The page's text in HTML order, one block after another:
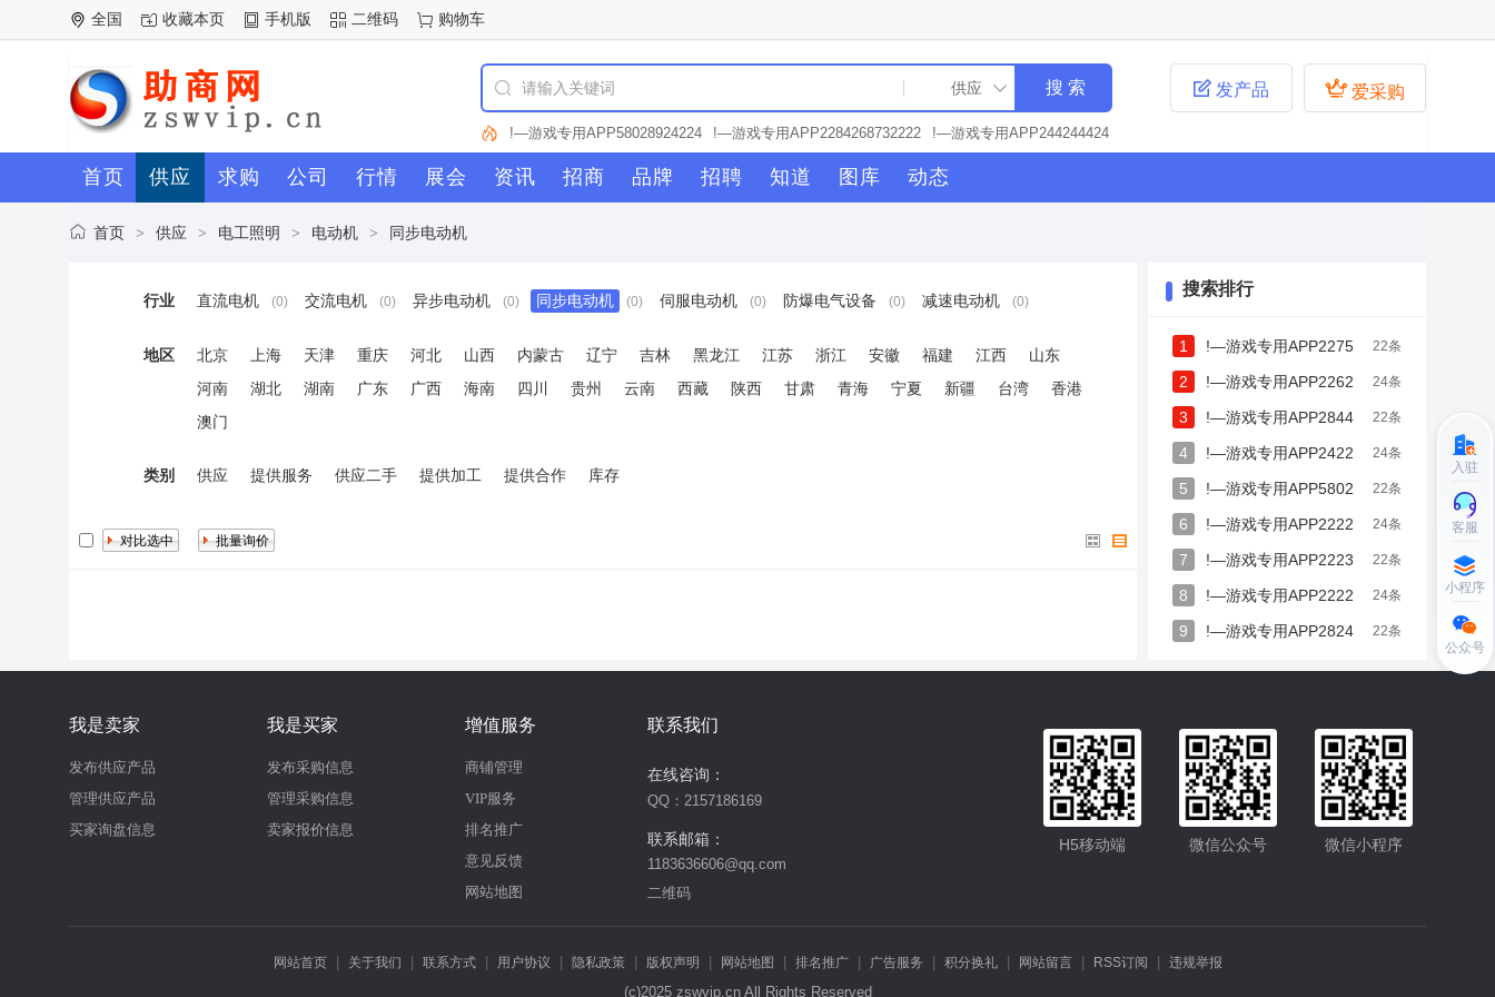
全国 收藏本页 手机版 二维码 购物车
!—游戏专用APP58028924224 !—游戏专用APP2284268732222
!—游戏专用APP244244424
94
!—游戏专用APP24422227262 !—游戏专用APP24422232358
!—游戏专用APP580229224
84
!—游戏专用APP2282822 !—游戏专用APP28277727227
!—游戏专用APP22842467772
2
!—游戏专用APP2824222853 !—游戏专用APP28444444777
!—游戏专用APP228423765
—游戏专用APP2232274725
!—游戏专用APP22677752626 !—游戏专用APP24227222359
专用APP25796826822
!—游戏专用APP28143422784 !—游戏专用APP2282685993
!—游戏专
用APP2232823
!—游戏专用APP25796999257 !—游戏专用APP242277263
!—游戏专用APP2
!—游戏专用APP22332444786
84262323
!—游戏专用APP2282675982
!—游戏专用APP228423777
2
!—游戏专用APP22580781255 !—游戏专用APP28422224277
!—游戏专用APP2282692593
3
!—游戏专用APP22325262692
!—游戏专用APP22622222
!—
游戏专用APP28143268624
!—游戏专用APP284444444862 !—游戏专用APP2442988150
!—
游戏专用APP22622221439
!—游戏专用APP22826722935 !—游戏专用APP2232249999
!—游
戏专用APP22627624346
!—游戏
!—游戏专用APP28444442422
!—游戏
专用APP22842958129
!—游戏专用APP24227267743
用APP22224444935
!—游戏专用APP58023872332
 爱采购
 发产品
首页 供应 求购 公司 行情 展会 资讯 招商 品牌 招聘 知道 图库 动态
首页 > 供应 > 电工照明 > 电动机 > 同步电动机
行业 直流电机 (0) 交流电机 (0) 异步电动机 (0) 同步电动机 (0) 伺服电动机 (0) 防爆电气设备 (0) 减速电动机 (0)
地区 北京 上海 天津 重庆 河北 山西 内蒙古 辽宁 吉林 黑龙江 江苏 浙江 安徽 福建 江西
山东
河南
湖北 湖南 广东 广西 海南 四川 贵州 云南 西藏 陕西 甘肃 青海 宁夏 新疆 台湾
香港
澳门
类别 供应 提供服务 供应二手 提供加工 提供合作 库存
搜索排行
22条
1
!—游戏专用APP2275
222
24条
2
!—游戏专用APP2262
9151778
22条
3
!—游戏专用APP2844
4444234
24条
4
!—游戏专用APP2422
7277593
22条
5
!—游戏专用APP5802
356458
24条
6
!—游戏专用APP2222
82727273
22条
7
!—游戏专用APP2223
2222269
24条
8
!—游戏专用APP2222
8224328
22条
9
!—游戏专用APP2824
我是卖家
发布供应产品
管理供应产品
买家询盘信息
我是买家
发布采购信息
管理采购信息
卖家报价信息
增值服务
商铺管理
VIP服务
排名推广
意见反馈
网站地图
联系我们
在线咨询：
QQ：2157186169
联系邮箱：
1183636606@qq.com
二维码
微信小程序
微信公众号
H5移动端
网站首页| 关于我们 联系方式| 用户协议 隐私政策| 版权声明 网站地图 排名推广| 广告服务 积分换礼| 网站留言| RSS订阅 违规举报
(c)2025 zswvip.cn All Rights Reserved
入驻
客服
小程序
公众号